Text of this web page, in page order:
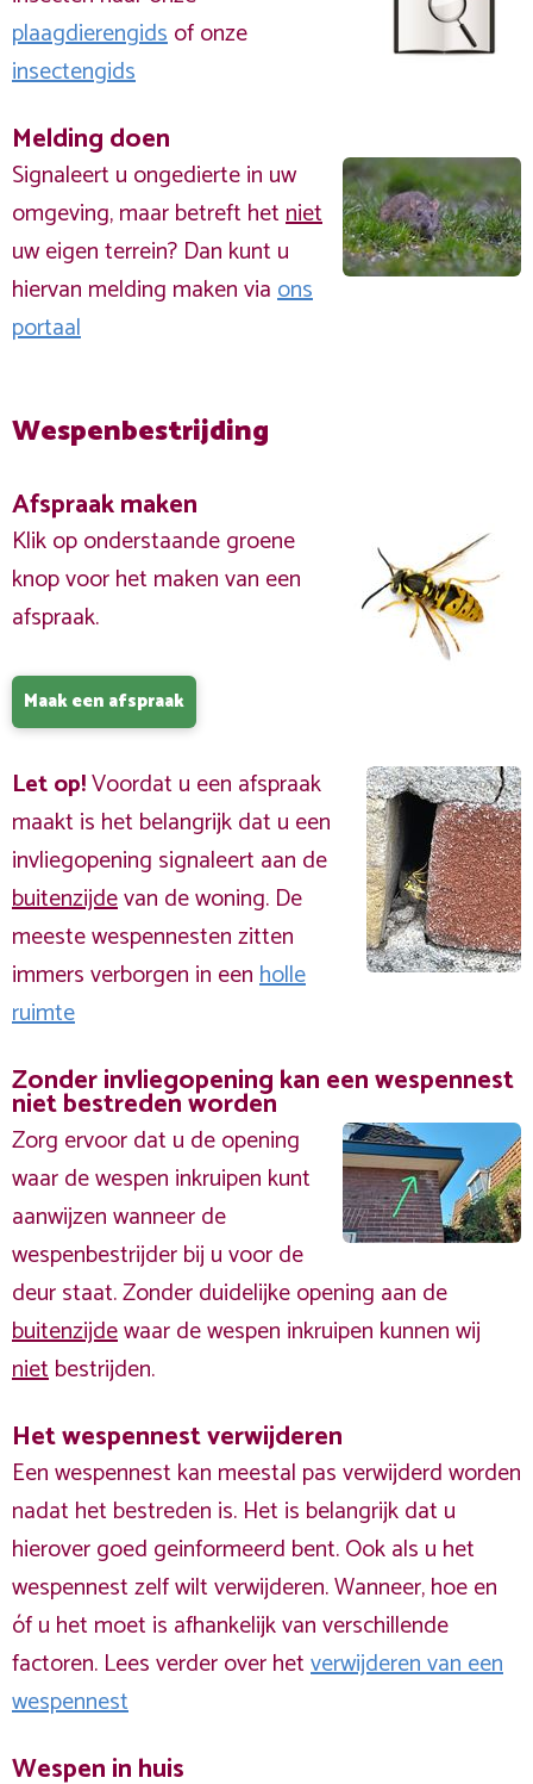
plaagdierengidsof onze
insectengids
Melding doen
Signaleert u ongedierte in uw
omgeving, maar betreft hetniet
uw eigen terrein? Dan kunt u
hiervan melding maken viaons
portaal
Wespenbestrijding
Afspraak maken
Klik op onderstaande groene
knop voor het maken van een
afspraak.
Maak een afspraak
Let op!Voordat u een afspraak
maakt is het belangrijk dat u een
invliegopening signaleert aan de
buitenzijdevan de woning. De
meeste wespennesten zitten
immers verborgen in eenholle
ruimte
Zonder invliegopening kan een wespennest
niet bestreden worden
Zorg ervoor dat u de opening
waar de wespen inkruipen kunt
aanwijzen wanneer de
wespenbestrijder bij u voor de
deur staat. Zonder duidelijke opening aan de
buitenzijdewaar de wespen inkruipen kunnen wij
nietbestrijden.
Het wespennest verwijderen
Een wespennest kan meestal pas verwijderd worden
nadat het bestreden is. Het is belangrijk dat u
hierover goed geinformeerd bent. Ook als u het
wespennest zelf wilt verwijderen. Wanneer, hoe en
óf u het moet is afhankelijk van verschillende
factoren. Lees verder over hetverwijderen van een
wespennest
Wespen in huis